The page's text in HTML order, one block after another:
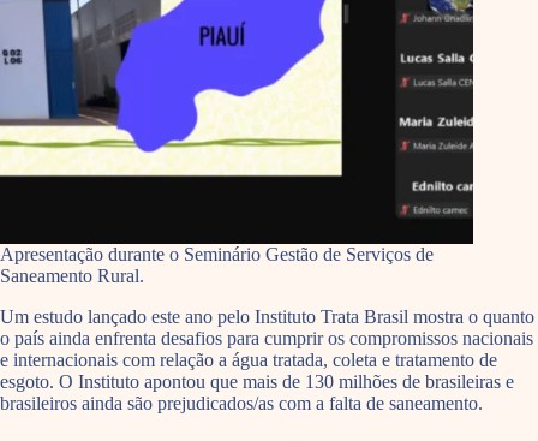
Apresentação durante o Seminário Gestão de Serviços de
Saneamento Rural.
Um estudo lançado este ano pelo Instituto Trata Brasil mostra o quanto
o país ainda enfrenta desafios para cumprir os compromissos nacionais
e internacionais com relação a água tratada, coleta e tratamento de
esgoto. O Instituto apontou que mais de 130 milhões de brasileiras e
brasileiros ainda são prejudicados/as com a falta de saneamento.